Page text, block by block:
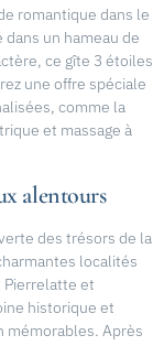
romantique dans le
dans un hameau de
ce gîte 3 étoiles
une offre spéciale
comme la
et massage à
alentours
des trésors de la
localités
Pierrelatte et
historique et
Après